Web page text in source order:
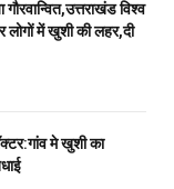
विश्व
लोगों में खुशी की लहर,दी
मे खुशी का